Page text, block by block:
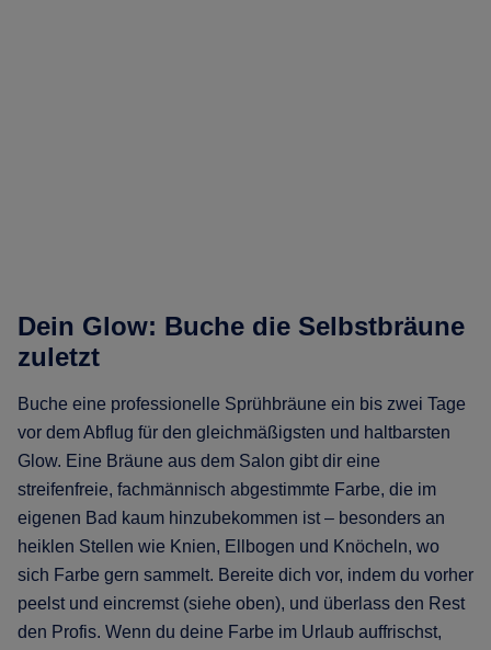
Dein Glow: Buche die Selbstbräune
zuletzt
Buche eine professionelle Sprühbräune ein bis zwei Tage
vor dem Abflug für den gleichmäßigsten und haltbarsten
Glow. Eine Bräune aus dem Salon gibt dir eine
streifenfreie, fachmännisch abgestimmte Farbe, die im
eigenen Bad kaum hinzubekommen ist – besonders an
heiklen Stellen wie Knien, Ellbogen und Knöcheln, wo
sich Farbe gern sammelt. Bereite dich vor, indem du vorher
peelst und eincremst (siehe oben), und überlass den Rest
den Profis. Wenn du deine Farbe im Urlaub auffrischst,